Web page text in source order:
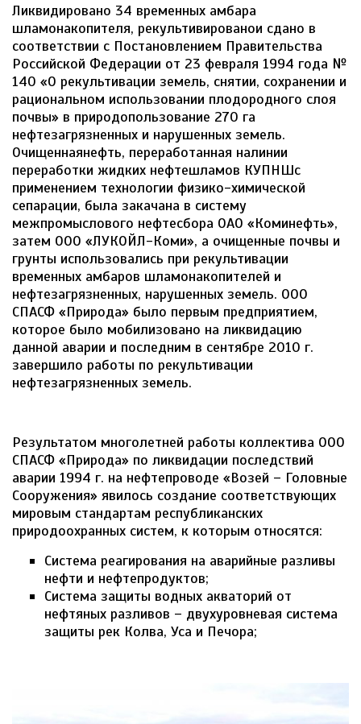
Ликвидировано 34 временных амбара
шламонакопителя, рекультивированои сдано в
соответствии с Постановлением Правительства
Российской Федерации от 23 февраля 1994 года №
140 «О рекультивации земель, снятии, сохранении и
рациональном использовании плодородного слоя
почвы» в природопользование 270 га
нефтезагрязненных и нарушенных земель.
Очищеннаянефть, переработанная налинии
переработки жидких нефтешламов КУПНШс
применением технологии физико-химической
сепарации, была закачана в систему
межпромыслового нефтесбора ОАО «Коминефть»,
затем ООО «ЛУКОЙЛ-Коми», а очищенные почвы и
грунты использовались при рекультивации
временных амбаров шламонакопителей и
нефтезагрязненных, нарушенных земель. ООО
СПАСФ «Природа» было первым предприятием,
которое было мобилизовано на ликвидацию
данной аварии и последним в сентябре 2010 г.
завершило работы по рекультивации
нефтезагрязненных земель.
Результатом многолетней работы коллектива ООО
СПАСФ «Природа» по ликвидации последствий
аварии 1994 г. на нефтепроводе «Возей – Головные
Сооружения» явилось создание соответствующих
мировым стандартам республиканских
природоохранных систем, к которым относятся:
Система реагирования на аварийные разливы
нефти и нефтепродуктов;
Система защиты водных акваторий от
нефтяных разливов – двухуровневая система
защиты рек Колва, Уса и Печора;